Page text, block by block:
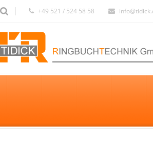
+49 521 / 524 58 58